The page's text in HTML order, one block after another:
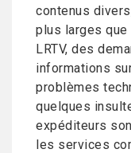
contenus
plus larges
LRTV, des
informations
problèmes
quelques
expéditeurs
les services